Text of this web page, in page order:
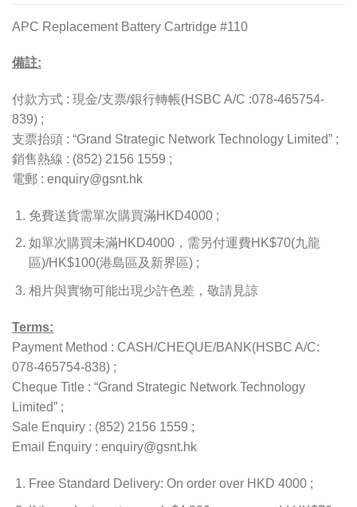
APC Replacement Battery Cartridge #110
備註:
付款方式 : 現金/支票/銀行轉帳(HSBC A/C :078-465754-
839) ;
支票抬頭 : “Grand Strategic Network Technology Limited” ;
銷售熱線 : (852) 2156 1559 ;
電郵 : enquiry@gsnt.hk
免費送貨需單次購買滿HKD4000 ;
如單次購買未滿HKD4000，需另付運費HK$70(九龍
區)/HK$100(港島區及新界區) ;
相片與實物可能出現少許色差，敬請見諒
Terms:
Payment Method : CASH/CHEQUE/BANK(HSBC A/C:
078-465754-838) ;
Cheque Title : “Grand Strategic Network Technology
Limited” ;
Sale Enquiry : (852) 2156 1559 ;
Email Enquiry : enquiry@gsnt.hk
Free Standard Delivery: On order over HKD 4000 ;